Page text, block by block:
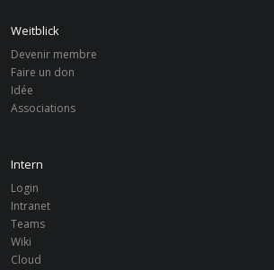
Weitblick
Devenir membre
Faire un don
Idée
Associations
Intern
Login
Intranet
Teams
Wiki
Cloud